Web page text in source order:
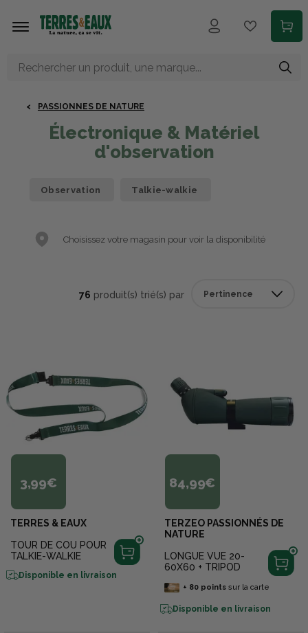
PASSIONNES DE NATURE
Électronique & Matériel
d'observation
Observation Talkie-walkie
Choisissez votre magasin pour voir la disponibilité
76 produit(s) trié(s) par
3,99€
TERRES & EAUX
TOUR DE COU POUR
TALKIE-WALKIE
Disponible en livraison
84,99€
TERZEO PASSIONNÉS DE
NATURE
LONGUE VUE 20-
60X60 + TRIPOD
+ 80pointssur la carte
Disponible en livraison